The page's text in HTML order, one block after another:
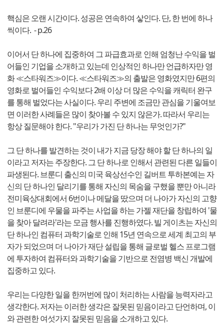
핵심은 오랜 시간이다. 성공은 연속하여 샇인다. 단, 한 번에 하나
씩이다. - p.26
이어서 단 하나에 집중하여 그 파급효과로 인해 엄청난 수익을 벌
어들인 기업을 소개하고 있는데 인상적인 하나만 언급하자만 영
화 ≪스타워즈≫이다. ≪스타워즈≫의 출발은 영화였지만 6편의
영화로 벌어들인 수익보다 2배 이상 더 많은 수익을 캐릭터 완구
를 통해 벌었다는 사실이다. 우리 주변에 조금만 관심을 기울여보
면 이러한 사례들은 많이 찾아볼 수 있지 않은가. 따라서 우리는
항상 질문해야 한다. "우리가 가진 단 하나는 무엇인가?"
그 단 하나를 발견하는 것이 내가 지금 당장 해야 할 단 하나의 일
이라고 저자는 주장한다. 그 단 하나로 인해서 관련된 다른 일들이
파생된다. 브룬디 출신의 미국 육상선수인 길버트 투하본예는 자
신의 단 하나인 달리기를 통해 자신의 목숨을 구했을 뿐만 아니라
전미육상대회에서 6번이나 메달을 땄으며 더 나아가 자신의 고향
인 브룬디에 우물을 파주는 사업을 하는 가젤 재단을 창립하여 '물
을 찾아 달려라'라는 모금 행사를 진행하였다. 빌 게이츠는 자신의
단 하나인 컴퓨터 과학기술로 인해 15년 연속으로 세계 최고의 부
자가 되었으며 더 나아가 재단 설립을 통해 글로벌 헬스 프로그램
에 투자하여 컴퓨터와 과학기술을 기반으로 전염병 백신 개발에
집중하고 있다.
우리는 다양한 일을 한꺼번에 많이 처리하는 사람을 능력자라고
생각한다. 저자는 이러한 생각은 잘못된 믿음이라고 단언하며, 이
와 관련한 여섯가지 잘못된 믿음을 소개하고 있다.